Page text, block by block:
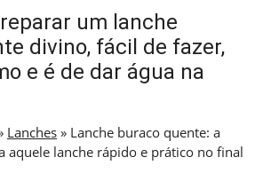
um lanche
divino, fácil de fazer,
e é de dar água na
Lanches » Lanche buraco quente: a
aquele lanche rápido e prático no final